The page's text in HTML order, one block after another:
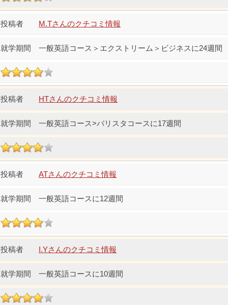
M.Tさんのクチコミ情報
一般英語コース＞エクストリーム＞ビジネスに24週間
HTさんのクチコミ情報
一般英語コース>バリスタコースに17週間
ATさんのクチコミ情報
一般英語コースに12週間
I.Yさんのクチコミ情報
一般英語コースに10週間